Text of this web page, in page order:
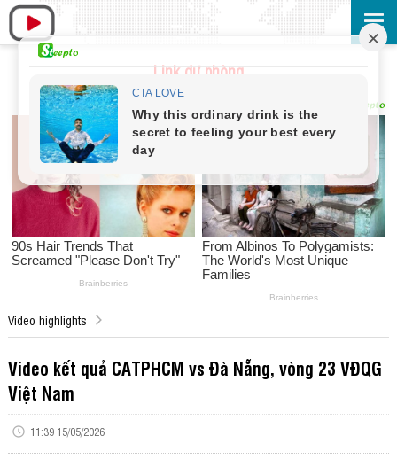
Link dự phòng
Video highlights
Video kết quả CATPHCM vs Đà Nẵng, vòng 23 VĐQG
Việt Nam
11:39 15/05/2026